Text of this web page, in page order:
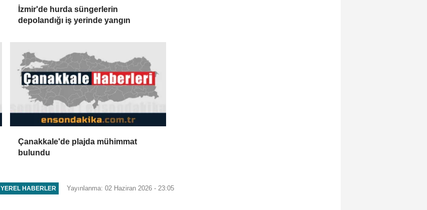
İzmir'de hurda süngerlerin
depolandığı iş yerinde yangın
Çanakkale'de plajda mühimmat
bulundu
YEREL HABERLER Yayınlanma: 02 Haziran 2026 - 23:05